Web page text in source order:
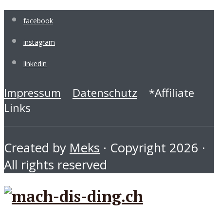
facebook
instagram
linkedin
Impressum Datenschutz *Affiliate
Links
Created by Meks · Copyright 2026 ·
All rights reserved